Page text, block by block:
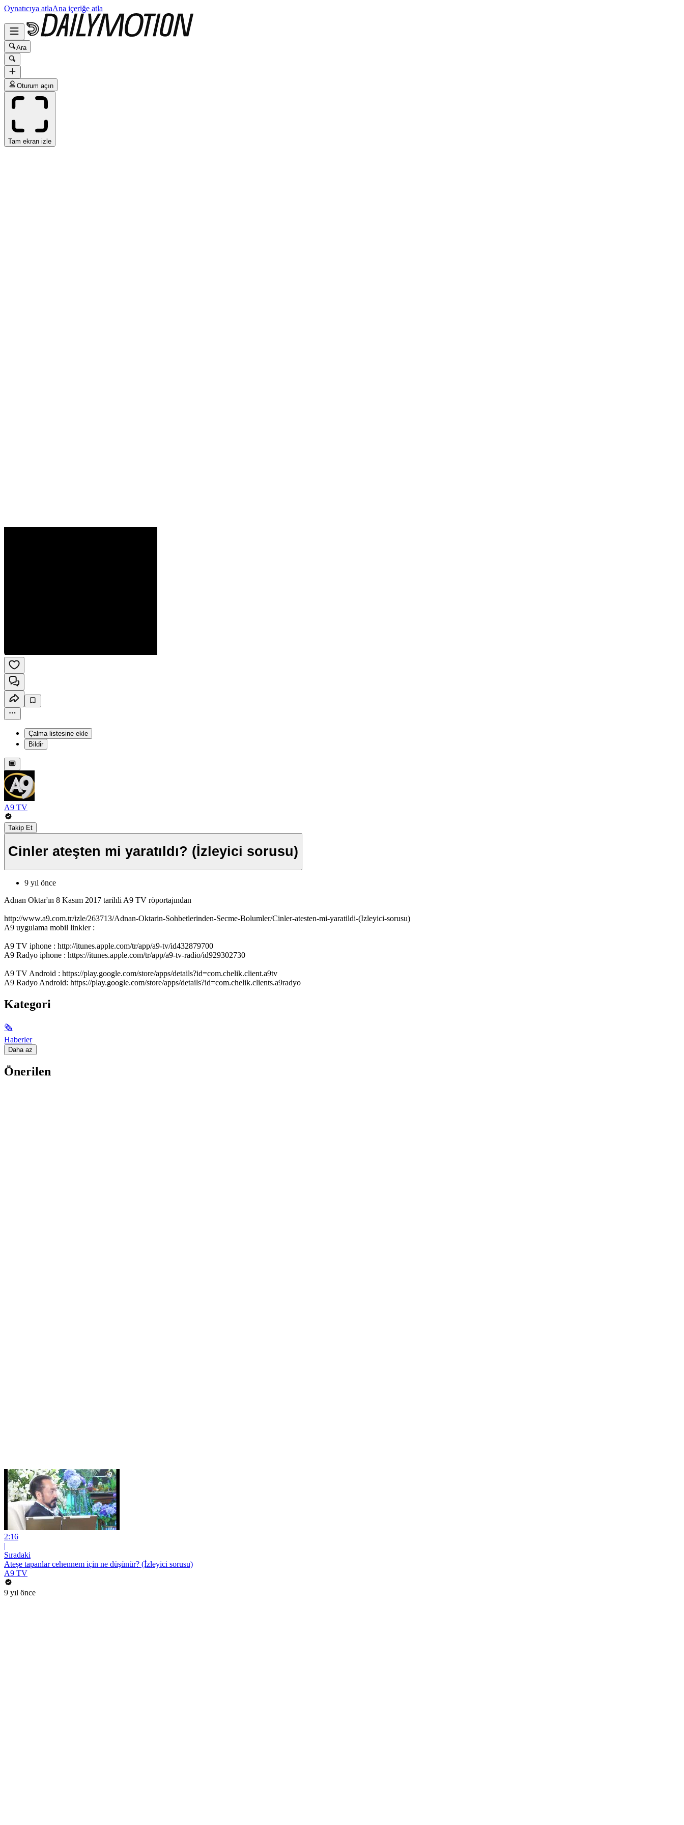
Oynatıcıya atlaAna içeriğe atla
Ara
Oturum açın
Tam ekran izle
Çalma listesine ekle
Bildir
A9 TV
Takip Et
Cinler ateşten mi yaratıldı? (İzleyici sorusu)
9 yıl önce
Adnan Oktar'ın 8 Kasım 2017 tarihli A9 TV röportajından
http://www.a9.com.tr/izle/263713/Adnan-Oktarin-Sohbetlerinden-Secme-Bolumler/Cinler-atesten-mi-yaratildi-(Izleyici-sorusu)
A9 uygulama mobil linkler :
A9 TV iphone : http://itunes.apple.com/tr/app/a9-tv/id432879700
A9 Radyo iphone : https://itunes.apple.com/tr/app/a9-tv-radio/id929302730
A9 TV Android : https://play.google.com/store/apps/details?id=com.chelik.client.a9tv
A9 Radyo Android: https://play.google.com/store/apps/details?id=com.chelik.clients.a9radyo
Kategori
🗞
Haberler
Daha az
Önerilen
2:16
|
Sıradaki
Ateşe tapanlar cehennem için ne düşünür? (İzleyici sorusu)
A9 TV
9 yıl önce